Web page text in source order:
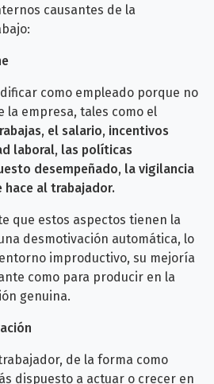
causantes de la
como empleado porque no
la empresa, tales como el
el salario, incentivos
laboral, las políticas
desempeñado, la vigilancia
hace al trabajador.
que estos aspectos tienen la
desmotivación automática, lo
improductivo, su mejoría
como para producir en la
genuina.
de la forma como
dispuesto a actuar o crecer en